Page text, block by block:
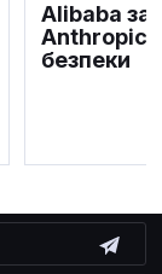
Alibaba
Anthropic
безпеки